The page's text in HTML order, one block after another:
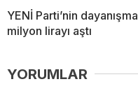
YENİ Parti’nin
milyon lirayı aştı
YORUMLAR